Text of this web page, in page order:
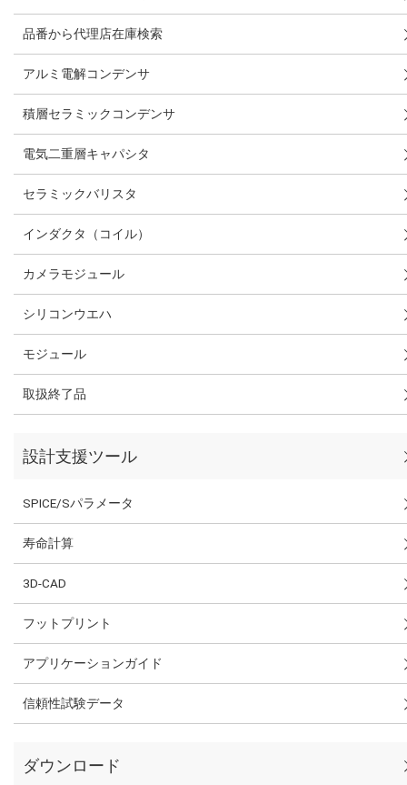
品番から代理店在庫検索
アルミ電解コンデンサ
積層セラミックコンデンサ
電気二重層キャパシタ
セラミックバリスタ
インダクタ（コイル）
カメラモジュール
シリコンウエハ
モジュール
取扱終了品
設計支援ツール
SPICE/Sパラメータ
寿命計算
3D-CAD
フットプリント
アプリケーションガイド
信頼性試験データ
ダウンロード